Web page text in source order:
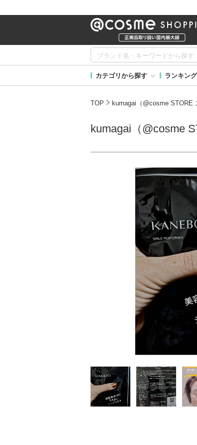
カテゴリから探す ランキン
TOP kumagai（@cosme STORE
kumagai（@cosme